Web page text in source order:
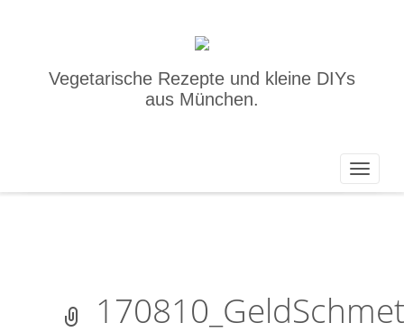
Vegetarische Rezepte und kleine DIYs
aus München.
Toggle